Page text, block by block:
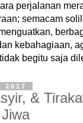
perjalanan
semacam
kebahagiaan,
begitu saja
2017
&